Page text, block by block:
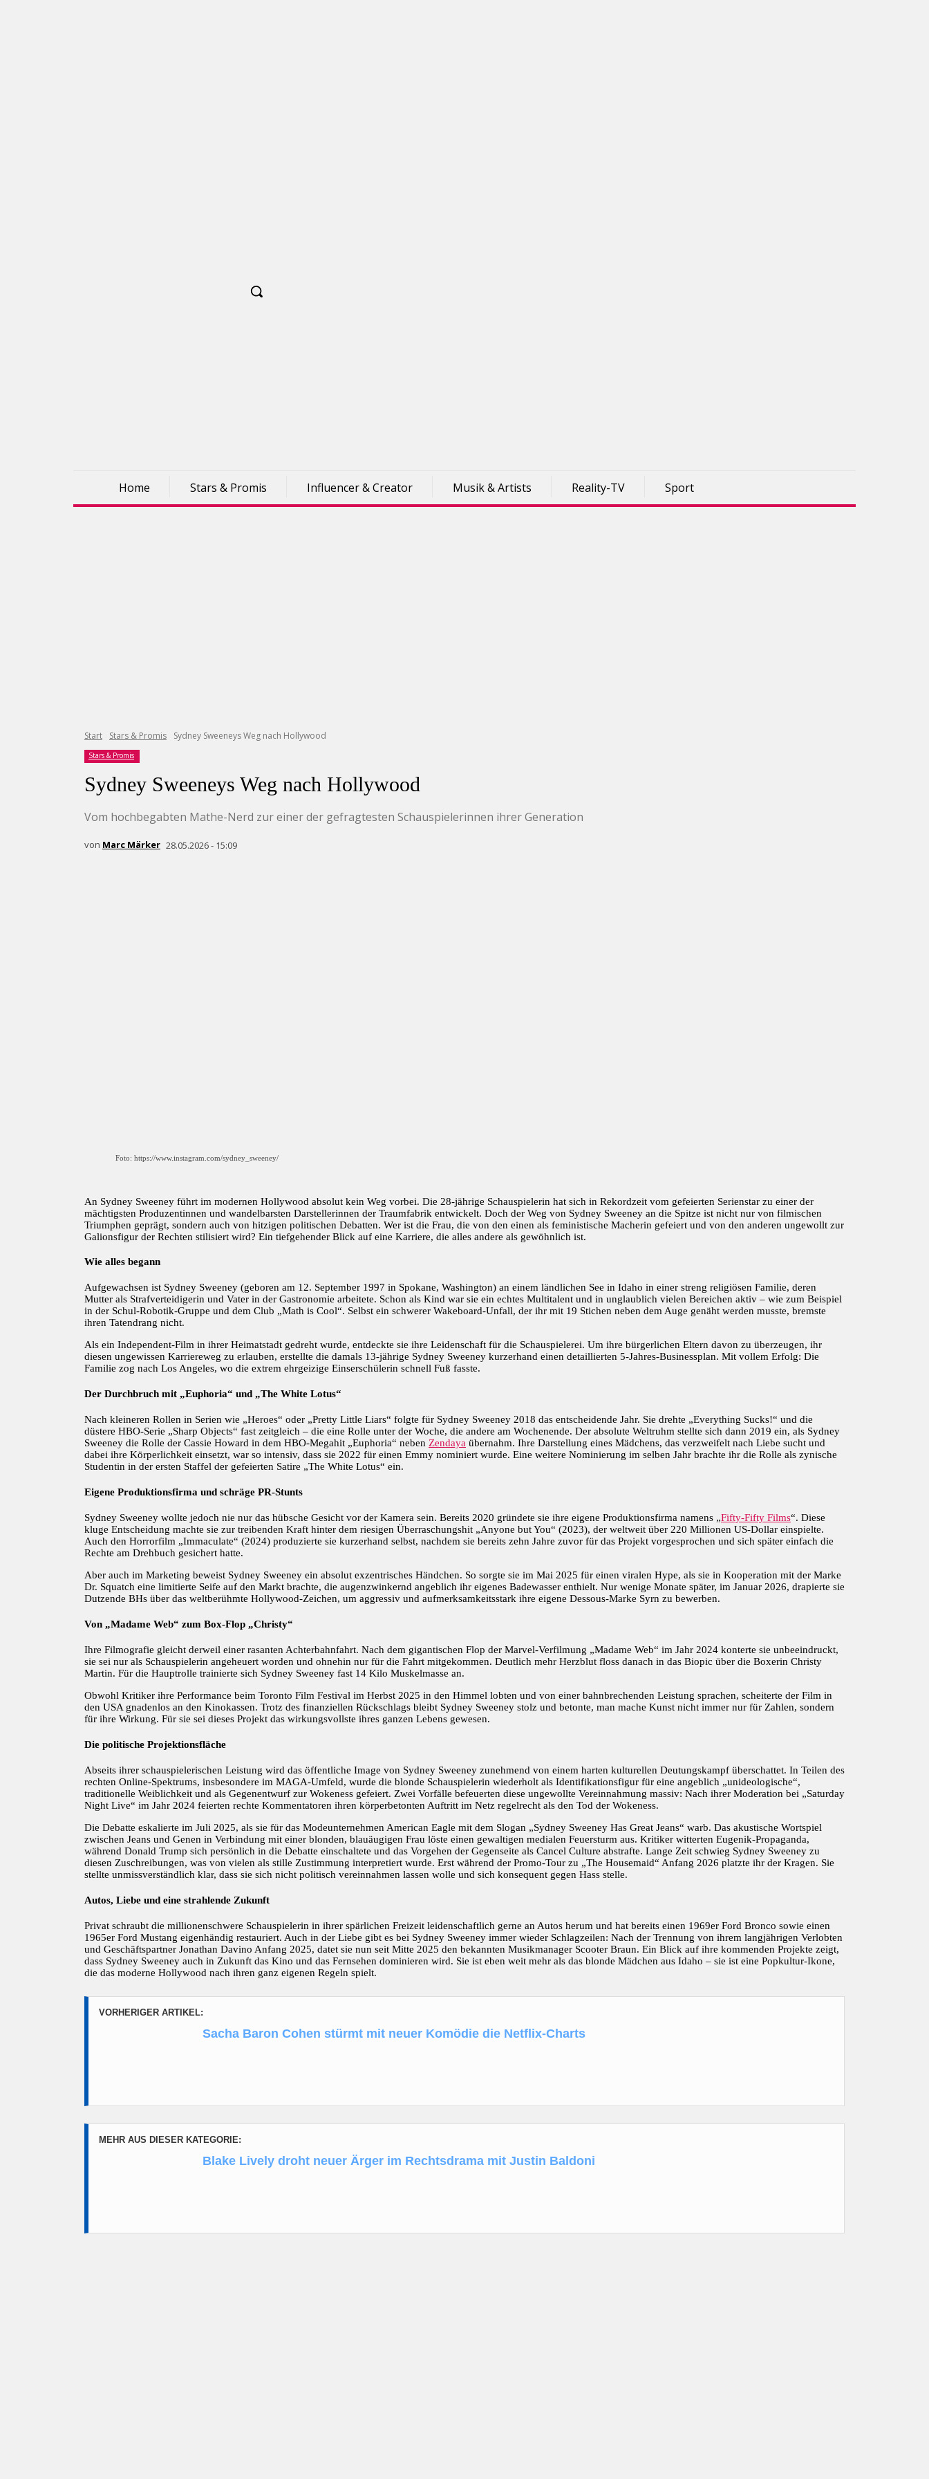
Home Stars & Promis Influencer & Creator Musik & Artists Reality-TV Sport
Start Stars & Promis Sydney Sweeneys Weg nach Hollywood
Stars & Promis
Sydney Sweeneys Weg nach Hollywood
Vom hochbegabten Mathe-Nerd zur einer der gefragtesten Schauspielerinnen ihrer Generation
von Marc Märker 28.05.2026 - 15:09
Foto: https://www.instagram.com/sydney_sweeney/
An Sydney Sweeney führt im modernen Hollywood absolut kein Weg vorbei. Die 28-jährige Schauspielerin hat sich in Rekordzeit vom gefeierten Serienstar zu einer der
mächtigsten Produzentinnen und wandelbarsten Darstellerinnen der Traumfabrik entwickelt. Doch der Weg von Sydney Sweeney an die Spitze ist nicht nur von filmischen
Triumphen geprägt, sondern auch von hitzigen politischen Debatten. Wer ist die Frau, die von den einen als feministische Macherin gefeiert und von den anderen ungewollt zur
Galionsfigur der Rechten stilisiert wird? Ein tiefgehender Blick auf eine Karriere, die alles andere als gewöhnlich ist.
Wie alles begann
Aufgewachsen ist Sydney Sweeney (geboren am 12. September 1997 in Spokane, Washington) an einem ländlichen See in Idaho in einer streng religiösen Familie, deren
Mutter als Strafverteidigerin und Vater in der Gastronomie arbeitete. Schon als Kind war sie ein echtes Multitalent und in unglaublich vielen Bereichen aktiv – wie zum Beispiel
in der Schul-Robotik-Gruppe und dem Club „Math is Cool“. Selbst ein schwerer Wakeboard-Unfall, der ihr mit 19 Stichen neben dem Auge genäht werden musste, bremste
ihren Tatendrang nicht.
Als ein Independent-Film in ihrer Heimatstadt gedreht wurde, entdeckte sie ihre Leidenschaft für die Schauspielerei. Um ihre bürgerlichen Eltern davon zu überzeugen, ihr
diesen ungewissen Karriereweg zu erlauben, erstellte die damals 13-jährige Sydney Sweeney kurzerhand einen detaillierten 5-Jahres-Businessplan. Mit vollem Erfolg: Die
Familie zog nach Los Angeles, wo die extrem ehrgeizige Einserschülerin schnell Fuß fasste.
Der Durchbruch mit „Euphoria“ und „The White Lotus“
Nach kleineren Rollen in Serien wie „Heroes“ oder „Pretty Little Liars“ folgte für Sydney Sweeney 2018 das entscheidende Jahr. Sie drehte „Everything Sucks!“ und die
düstere HBO-Serie „Sharp Objects“ fast zeitgleich – die eine Rolle unter der Woche, die andere am Wochenende. Der absolute Weltruhm stellte sich dann 2019 ein, als Sydney
Sweeney die Rolle der Cassie Howard in dem HBO-Megahit „Euphoria“ neben Zendaya übernahm. Ihre Darstellung eines Mädchens, das verzweifelt nach Liebe sucht und
dabei ihre Körperlichkeit einsetzt, war so intensiv, dass sie 2022 für einen Emmy nominiert wurde. Eine weitere Nominierung im selben Jahr brachte ihr die Rolle als zynische
Studentin in der ersten Staffel der gefeierten Satire „The White Lotus“ ein.
Eigene Produktionsfirma und schräge PR-Stunts
Sydney Sweeney wollte jedoch nie nur das hübsche Gesicht vor der Kamera sein. Bereits 2020 gründete sie ihre eigene Produktionsfirma namens „Fifty-Fifty Films“. Diese
kluge Entscheidung machte sie zur treibenden Kraft hinter dem riesigen Überraschungshit „Anyone but You“ (2023), der weltweit über 220 Millionen US-Dollar einspielte.
Auch den Horrorfilm „Immaculate“ (2024) produzierte sie kurzerhand selbst, nachdem sie bereits zehn Jahre zuvor für das Projekt vorgesprochen und sich später einfach die
Rechte am Drehbuch gesichert hatte.
Aber auch im Marketing beweist Sydney Sweeney ein absolut exzentrisches Händchen. So sorgte sie im Mai 2025 für einen viralen Hype, als sie in Kooperation mit der Marke
Dr. Squatch eine limitierte Seife auf den Markt brachte, die augenzwinkernd angeblich ihr eigenes Badewasser enthielt. Nur wenige Monate später, im Januar 2026, drapierte sie
Dutzende BHs über das weltberühmte Hollywood-Zeichen, um aggressiv und aufmerksamkeitsstark ihre eigene Dessous-Marke Syrn zu bewerben.
Von „Madame Web“ zum Box-Flop „Christy“
Ihre Filmografie gleicht derweil einer rasanten Achterbahnfahrt. Nach dem gigantischen Flop der Marvel-Verfilmung „Madame Web“ im Jahr 2024 konterte sie unbeeindruckt,
sie sei nur als Schauspielerin angeheuert worden und ohnehin nur für die Fahrt mitgekommen. Deutlich mehr Herzblut floss danach in das Biopic über die Boxerin Christy
Martin. Für die Hauptrolle trainierte sich Sydney Sweeney fast 14 Kilo Muskelmasse an.
Obwohl Kritiker ihre Performance beim Toronto Film Festival im Herbst 2025 in den Himmel lobten und von einer bahnbrechenden Leistung sprachen, scheiterte der Film in
den USA gnadenlos an den Kinokassen. Trotz des finanziellen Rückschlags bleibt Sydney Sweeney stolz und betonte, man mache Kunst nicht immer nur für Zahlen, sondern
für ihre Wirkung. Für sie sei dieses Projekt das wirkungsvollste ihres ganzen Lebens gewesen.
Die politische Projektionsfläche
Abseits ihrer schauspielerischen Leistung wird das öffentliche Image von Sydney Sweeney zunehmend von einem harten kulturellen Deutungskampf überschattet. In Teilen des
rechten Online-Spektrums, insbesondere im MAGA-Umfeld, wurde die blonde Schauspielerin wiederholt als Identifikationsfigur für eine angeblich „unideologische“,
traditionelle Weiblichkeit und als Gegenentwurf zur Wokeness gefeiert. Zwei Vorfälle befeuerten diese ungewollte Vereinnahmung massiv: Nach ihrer Moderation bei „Saturday
Night Live“ im Jahr 2024 feierten rechte Kommentatoren ihren körperbetonten Auftritt im Netz regelrecht als den Tod der Wokeness.
Die Debatte eskalierte im Juli 2025, als sie für das Modeunternehmen American Eagle mit dem Slogan „Sydney Sweeney Has Great Jeans“ warb. Das akustische Wortspiel
zwischen Jeans und Genen in Verbindung mit einer blonden, blauäugigen Frau löste einen gewaltigen medialen Feuersturm aus. Kritiker witterten Eugenik-Propaganda,
während Donald Trump sich persönlich in die Debatte einschaltete und das Vorgehen der Gegenseite als Cancel Culture abstrafte. Lange Zeit schwieg Sydney Sweeney zu
diesen Zuschreibungen, was von vielen als stille Zustimmung interpretiert wurde. Erst während der Promo-Tour zu „The Housemaid“ Anfang 2026 platzte ihr der Kragen. Sie
stellte unmissverständlich klar, dass sie sich nicht politisch vereinnahmen lassen wolle und sich konsequent gegen Hass stelle.
Autos, Liebe und eine strahlende Zukunft
Privat schraubt die millionenschwere Schauspielerin in ihrer spärlichen Freizeit leidenschaftlich gerne an Autos herum und hat bereits einen 1969er Ford Bronco sowie einen
1965er Ford Mustang eigenhändig restauriert. Auch in der Liebe gibt es bei Sydney Sweeney immer wieder Schlagzeilen: Nach der Trennung von ihrem langjährigen Verlobten
und Geschäftspartner Jonathan Davino Anfang 2025, datet sie nun seit Mitte 2025 den bekannten Musikmanager Scooter Braun. Ein Blick auf ihre kommenden Projekte zeigt,
dass Sydney Sweeney auch in Zukunft das Kino und das Fernsehen dominieren wird. Sie ist eben weit mehr als das blonde Mädchen aus Idaho – sie ist eine Popkultur-Ikone,
die das moderne Hollywood nach ihren ganz eigenen Regeln spielt.
VORHERIGER ARTIKEL:
Sacha Baron Cohen stürmt mit neuer Komödie die Netflix-Charts
MEHR AUS DIESER KATEGORIE:
Blake Lively droht neuer Ärger im Rechtsdrama mit Justin Baldoni